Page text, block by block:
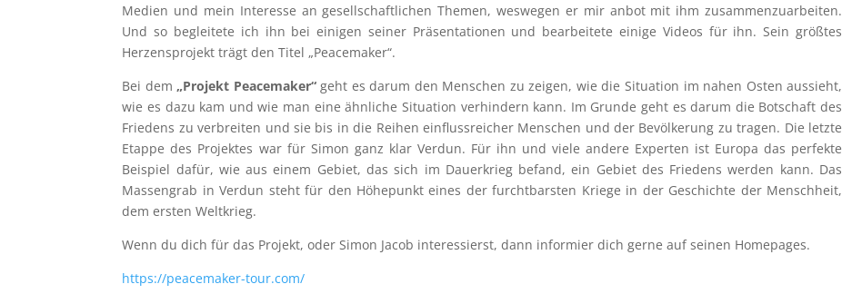
Medien und mein Interesse an gesellschaftlichen Themen, weswegen er mir anbot mit ihm zusammenzuarbeiten.
Und so begleitete ich ihn bei einigen seiner Präsentationen und bearbeitete einige Videos für ihn. Sein größtes
Herzensprojekt trägt den Titel „Peacemaker“.
Bei dem„Projekt Peacemaker“geht es darum den Menschen zu zeigen, wie die Situation im nahen Osten aussieht,
wie es dazu kam und wie man eine ähnliche Situation verhindern kann. Im Grunde geht es darum die Botschaft des
Friedens zu verbreiten und sie bis in die Reihen einflussreicher Menschen und der Bevölkerung zu tragen. Die letzte
Etappe des Projektes war für Simon ganz klar Verdun. Für ihn und viele andere Experten ist Europa das perfekte
Beispiel dafür, wie aus einem Gebiet, das sich im Dauerkrieg befand, ein Gebiet des Friedens werden kann. Das
Massengrab in Verdun steht für den Höhepunkt eines der furchtbarsten Kriege in der Geschichte der Menschheit,
dem ersten Weltkrieg.
Wenn du dich für das Projekt, oder Simon Jacob interessierst, dann informier dich gerne auf seinen Homepages.
https://peacemaker-tour.com/